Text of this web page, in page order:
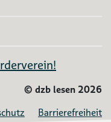
© dzb lesen 2026
Barrierefreiheit